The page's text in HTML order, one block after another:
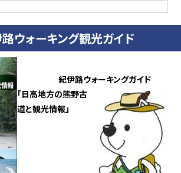
路ウォーキング観光ガイド
紀伊路ウォーキングガイド
「日高地方の熊野古
道と観光情報」